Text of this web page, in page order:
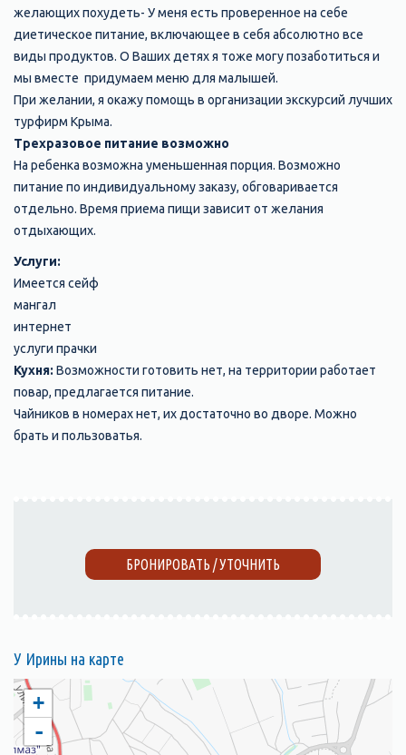
желающих похудеть- У меня есть проверенное на себе
диетическое питание, включающее в себя абсолютно все
виды продуктов. О Ваших детях я тоже могу позаботиться и
мы вместе придумаем меню для малышей.
При желании, я окажу помощь в организации экскурсий лучших
турфирм Крыма.
Трехразовое питание возможно
На ребенка возможна уменьшенная порция. Возможно
питание по индивидуальному заказу, обговаривается
отдельно. Время приема пищи зависит от желания
отдыхающих.
Услуги:
Имеется сейф
мангал
интернет
услуги прачки
Кухня: Возможности готовить нет, на территории работает
повар, предлагается питание.
Чайников в номерах нет, их достаточно во дворе. Можно
брать и пользоватья.
БРОНИРОВАТЬ / УТОЧНИТЬ
У Ирины на карте
+
-